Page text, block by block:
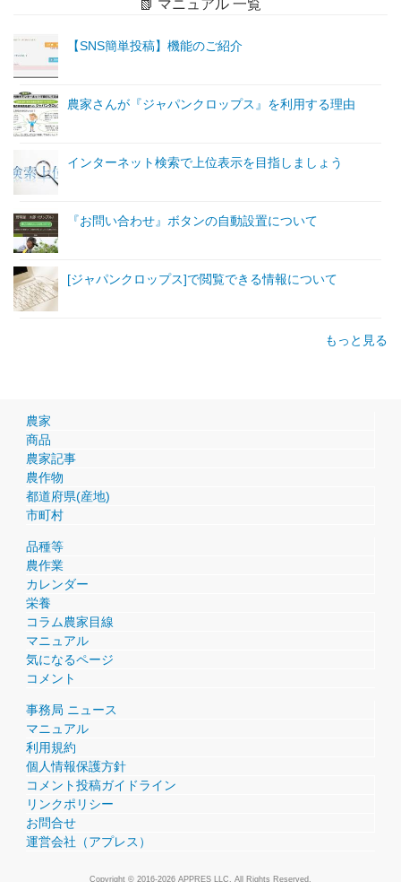
📗 マニュアル 一覧
【SNS簡単投稿】機能のご紹介
農家さんが『ジャパンクロップス』を利用する理由
インターネット検索で上位表示を目指しましょう
『お問い合わせ』ボタンの自動設置について
[ジャパンクロップス]で閲覧できる情報について
もっと見る
農家
商品
農家記事
農作物
都道府県(産地)
市町村
品種等
農作業
カレンダー
栄養
コラム農家目線
マニュアル
気になるページ
コメント
事務局 ニュース
マニュアル
利用規約
個人情報保護方針
コメント投稿ガイドライン
リンクポリシー
お問合せ
運営会社（アプレス）
Copyright © 2016-2026 APPRES LLC. All Rights Reserved.